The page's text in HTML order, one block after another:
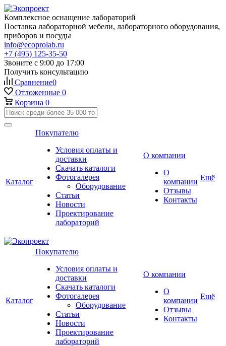
Комплексное оснащение лабораторий
Поставка лабораторной мебели, лабораторного оборудования,
приборов и посуды
info@ecoprolab.ru
+7 (495) 125-35-50
Звоните с 9:00 до 17:00
Получить консультацию
Сравнение0
Отложенные 0
Корзина 0
Каталог
Покупателю
Условия оплаты и
доставки
Скачать каталоги
Фотогалерея
Оборудование
Статьи
Новости
Проектирование
лабораторий
О компании
О
компании
Отзывы
Контакты
Ещё
Каталог
Покупателю
Условия оплаты и
доставки
Скачать каталоги
Фотогалерея
Оборудование
Статьи
Новости
Проектирование
лабораторий
О компании
О
компании
Отзывы
Контакты
Ещё